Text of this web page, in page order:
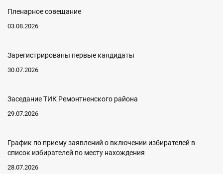
Пленарное совещание
03.08.2026
Зарегистрированы первые кандидаты
30.07.2026
Заседание ТИК Ремонтненского района
29.07.2026
График по приему заявлений о включении избирателей в
список избирателей по месту нахождения
28.07.2026